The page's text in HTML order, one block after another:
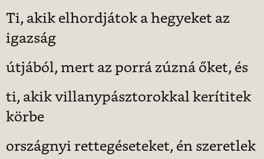
Ti, akik elhordjátok a hegyeket az
igazság
útjából, mert az porrá zúzná őket, és
ti, akik villanypásztorokkal kerítitek
körbe
országnyi rettegéseteket, én szeretlek